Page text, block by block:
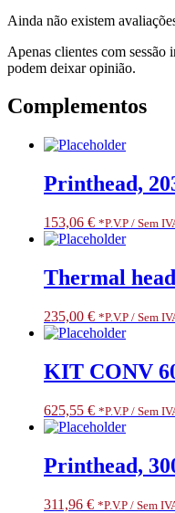
Ainda não existem
Apenas clientes com sessão
podem deixar opinião.
Complementos
Printhead,
153,06 € *P.V.P / Sem
Thermal
235,00 € *P.V.P / Sem
KIT CONV
625,55 € *P.V.P / Sem
Printhead,
311,96 € *P.V.P / Sem